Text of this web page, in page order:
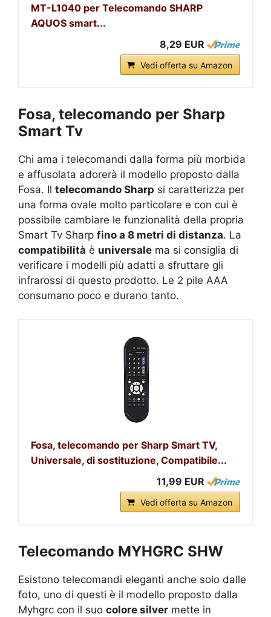
MT-L1040 per Telecomando SHARP
AQUOS smart...
8,29 EUR
Vedi offerta su Amazon
Fosa, telecomando per Sharp
Smart Tv
Chi ama i telecomandi dalla forma più morbida
e affusolata adorerà il modello proposto dalla
Fosa. Il telecomando Sharp si caratterizza per
una forma ovale molto particolare e con cui è
possibile cambiare le funzionalità della propria
Smart Tv Sharp fino a 8 metri di distanza. La
compatibilità è universale ma si consiglia di
verificare i modelli più adatti a sfruttare gli
infrarossi di questo prodotto. Le 2 pile AAA
consumano poco e durano tanto.
Fosa, telecomando per Sharp Smart TV,
Universale, di sostituzione, Compatibile...
11,99 EUR
Vedi offerta su Amazon
Telecomando MYHGRC SHW
Esistono telecomandi eleganti anche solo dalle
foto, uno di questi è il modello proposto dalla
Myhgrc con il suo colore silver mette in